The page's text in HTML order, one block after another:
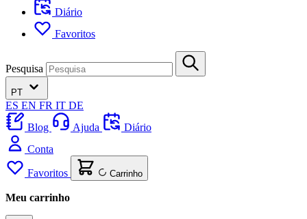
Diário
Favoritos
Pesquisa
PT
ES EN FR IT DE
Blog
Ajuda
Diário
Conta
Favoritos Carrinho
Meu carrinho